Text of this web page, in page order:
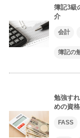
簿記3級
介
会計
簿記の
勉強す
めの資
FASS